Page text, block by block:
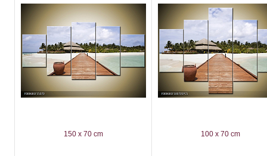
150 x 70 cm 100 x 70 cm